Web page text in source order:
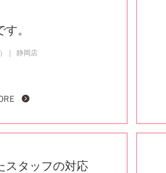
。
静岡店
スタッフの対応